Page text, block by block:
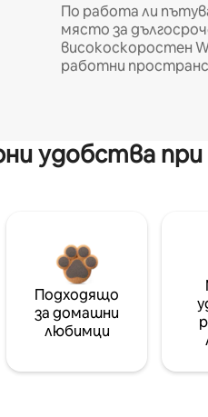
По работа ли
място за
високоскоростен
работни
удобства
Подходящо
за домашни
любимци